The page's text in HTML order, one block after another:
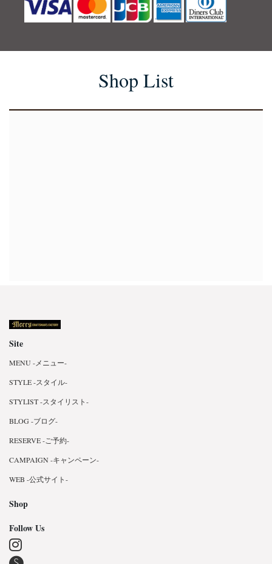
Shop List
Site
MENU -メニュー-
STYLE -スタイル-
STYLIST -スタイリスト-
BLOG -ブログ-
RESERVE -ご予約-
CAMPAIGN -キャンペーン-
WEB -公式サイト-
Shop
Follow Us